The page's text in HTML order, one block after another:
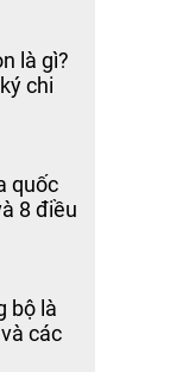
là gì?
chi
quốc
8 điều
bộ là
các